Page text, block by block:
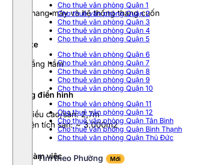
Cho thuê văn phòng Quận 1
Cho thuê văn phòng Quận 2
Cho thuê văn phòng Quận 3
Cho thuê văn phòng Quận 4
Cho thuê văn phòng Quận 5
Cho thuê văn phòng Quận 6
Cho thuê văn phòng Quận 7
Cho thuê văn phòng Quận 8
Cho thuê văn phòng Quận 9
Cho thuê văn phòng Quận 10
Cho thuê văn phòng Quận 11
Cho thuê văn phòng Quận 12
Cho thuê văn phòng Quận Tân Bình
Cho thuê văn phòng Quận Bình Thạnh
Cho thuê văn phòng Quận Thủ Đức
Tìm theo Phường Mới
03 thang máy và hệ thống thang cuốn
Đỗ xe
03 tầng hầm
Tầng điển hình
- Chiều cao/sàn: 2,7m
- Diện tích sàn: ~ 3.000m2
Giờ làm việc